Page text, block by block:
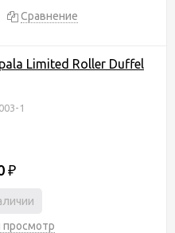
Сравнение
Limited Roller Duffel
1
₽